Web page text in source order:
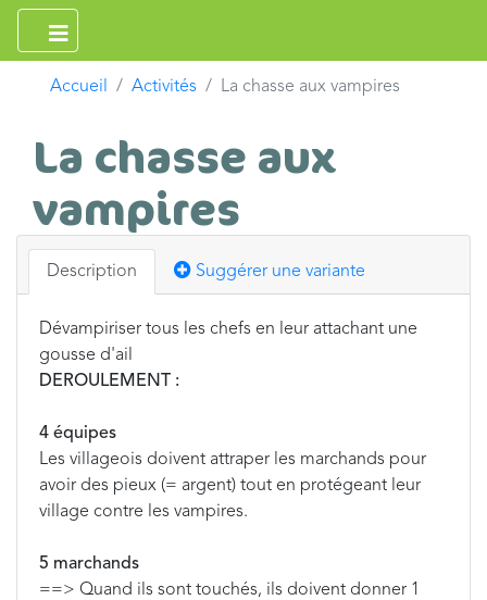
Accueil Activités La chasse aux vampires
La chasse aux
vampires
Description Suggérer une variante
Dévampiriser tous les chefs en leur attachant une
gousse d'ail
DEROULEMENT :
4 équipes
Les villageois doivent attraper les marchands pour
avoir des pieux (= argent) tout en protégeant leur
village contre les vampires.
5 marchands
==> Quand ils sont touchés, ils doivent donner 1